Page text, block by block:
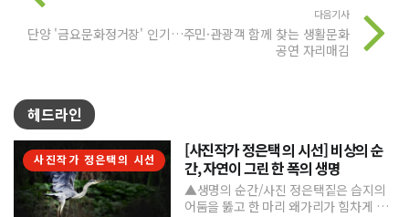
다음기사
단양 '금요문화정거장' 인기…주민·관광객 함께 찾는 생활문화
공연 자리매김
헤드라인
사진작가 정은택의 시선
[사진작가 정은택 의 시선] 비상의 순
간, 자연이 그린 한 폭의 생명
▲생명의 순간/사진 정은택짙은 습지의
어둠을 뚫고 한 마리 왜가리가 힘차게 날